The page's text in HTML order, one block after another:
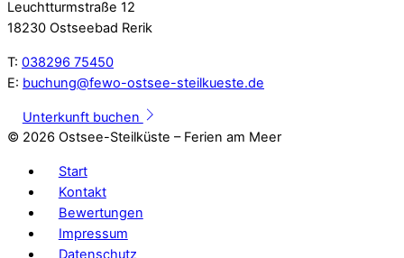
Leuchtturmstraße 12
18230 Ostseebad Rerik
T: 038296 75450
E: buchung@fewo-ostsee-steilkueste.de
Unterkunft buchen
© 2026 Ostsee-Steilküste – Ferien am Meer
Start
Kontakt
Bewertungen
Impressum
Datenschutz